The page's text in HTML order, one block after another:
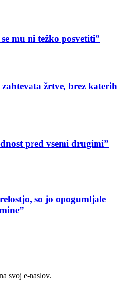
mu ni težko posvetiti”
žrtve, brez katerih
pred vsemi drugimi”
so jo opogumljale
svoj e-naslov.